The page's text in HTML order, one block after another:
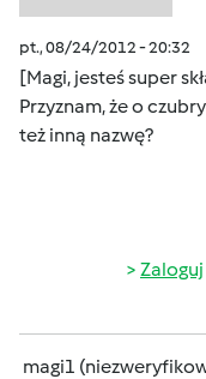
pt., 08/24/2012 - 20:32
[Magi, jesteś super
Przyznam, że o
też inną nazwę?
Zaloguj
magi1